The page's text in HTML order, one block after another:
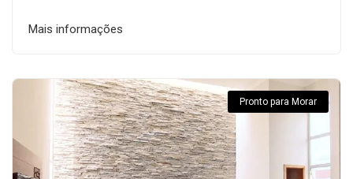
Mais informações
Pronto para Morar